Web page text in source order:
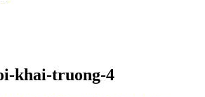
khai-truong-4